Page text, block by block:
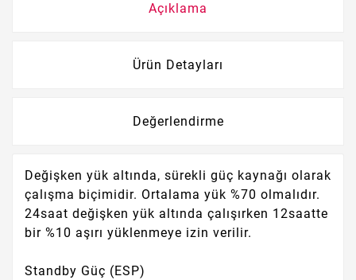
Açıklama
Ürün Detayları
Değerlendirme
Değişken yük altında, sürekli güç kaynağı olarak
çalışma biçimidir. Ortalama yük %70 olmalıdır.
24saat değişken yük altında çalışırken 12saatte
bir %10 aşırı yüklenmeye izin verilir.
Standby Güç (ESP)